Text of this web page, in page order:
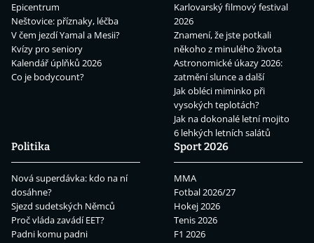
Epicentrum
Neštovice: příznaky, léčba
V čem jezdí Yamal a Mesii?
Kvízy pro seniory
Kalendář úplňků 2026
Co je bodycount?
Karlovarský filmový festival
2026
Znamení, že jste potkali
někoho z minulého života
Astronomické úkazy 2026:
zatmění slunce a další
Jak obléci miminko při
vysokých teplotách?
Jak na dokonalé letní mojito
6 lehkých letních salátů
Politika
Nová superdávka: kdo na ní
dosáhne?
Sjezd sudetských Němců
Proč vláda zavádí EET?
Padni komu padni
Sport 2026
MMA
Fotbal 2026/27
Hokej 2026
Tenis 2026
F1 2026